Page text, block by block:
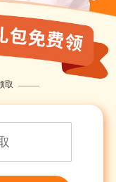
取